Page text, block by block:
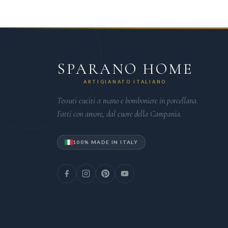
SPARANO HOME
ARTIGIANATO ITALIANO
Tessuti cuciti a mano e bomboniere in porcellana.
Fatti con amore, dal cuore della Campania.
100% MADE IN ITALY